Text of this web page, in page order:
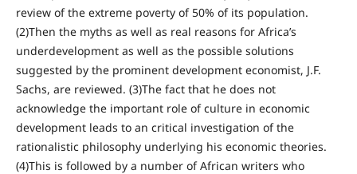
review of the extreme poverty of 50% of its population.
(2)Then the myths as well as real reasons for Africa’s
underdevelopment as well as the possible solutions
suggested by the prominent development economist, J.F.
Sachs, are reviewed. (3)The fact that he does not
acknowledge the important role of culture in economic
development leads to an critical investigation of the
rationalistic philosophy underlying his economic theories.
(4)This is followed by a number of African writers who